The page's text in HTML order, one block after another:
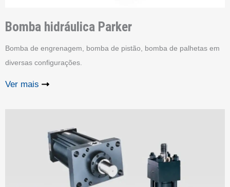
Bomba hidráulica Parker
Bomba de engrenagem, bomba de pistão, bomba de palhetas em
diversas configurações.
Ver mais